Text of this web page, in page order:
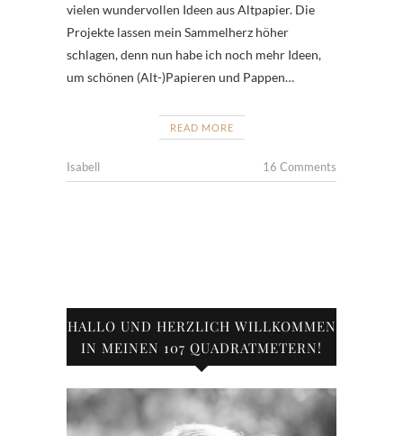
vielen wundervollen Ideen aus Altpapier. Die
Projekte lassen mein Sammelherz höher
schlagen, denn nun habe ich noch mehr Ideen,
um schönen (Alt-)Papieren und Pappen…
READ MORE
Isabell 16 Comments
HALLO UND HERZLICH WILLKOMMEN
IN MEINEN 107 QUADRATMETERN!